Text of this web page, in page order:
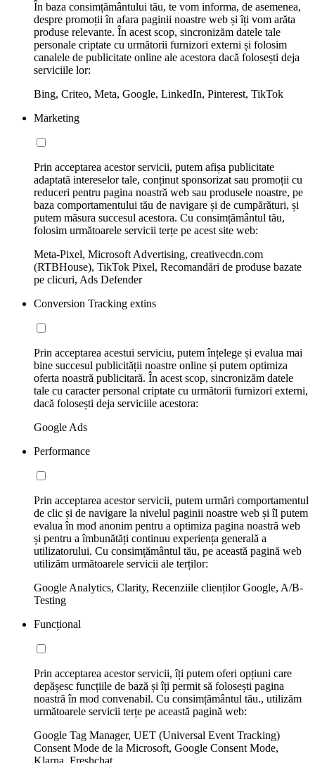
În baza consimțământului tău, te vom informa, de asemenea,
despre promoții în afara paginii noastre web și îți vom arăta
produse relevante. În acest scop, sincronizăm datele tale
personale criptate cu următorii furnizori externi și folosim
canalele de publicitate online ale acestora dacă folosești deja
serviciile lor:
Bing, Criteo, Meta, Google, LinkedIn, Pinterest, TikTok
Marketing
Prin acceptarea acestor servicii, putem afișa publicitate
adaptată intereselor tale, conținut sponsorizat sau promoții cu
reduceri pentru pagina noastră web sau produsele noastre, pe
baza comportamentului tău de navigare și de cumpărături, și
putem măsura succesul acestora. Cu consimțământul tău,
folosim următoarele servicii terțe pe acest site web:
Meta-Pixel, Microsoft Advertising, creativecdn.com
(RTBHouse), TikTok Pixel, Recomandări de produse bazate
pe clicuri, Ads Defender
Conversion Tracking extins
Prin acceptarea acestui serviciu, putem înțelege și evalua mai
bine succesul publicității noastre online și putem optimiza
oferta noastră publicitară. În acest scop, sincronizăm datele
tale cu caracter personal criptate cu următorii furnizori externi,
dacă folosești deja serviciile acestora:
Google Ads
Performance
Prin acceptarea acestor servicii, putem urmări comportamentul
de clic și de navigare la nivelul paginii noastre web și îl putem
evalua în mod anonim pentru a optimiza pagina noastră web
și pentru a îmbunătăți continuu experiența generală a
utilizatorului. Cu consimțământul tău, pe această pagină web
utilizăm următoarele servicii ale terților:
Google Analytics, Clarity, Recenziile clienților Google, A/B-
Testing
Funcțional
Prin acceptarea acestor servicii, îți putem oferi opțiuni care
depășesc funcțiile de bază și îți permit să folosești pagina
noastră în mod convenabil. Cu consimțământul tău., utilizăm
următoarele servicii terțe pe această pagină web:
Google Tag Manager, UET (Universal Event Tracking)
Consent Mode de la Microsoft, Google Consent Mode,